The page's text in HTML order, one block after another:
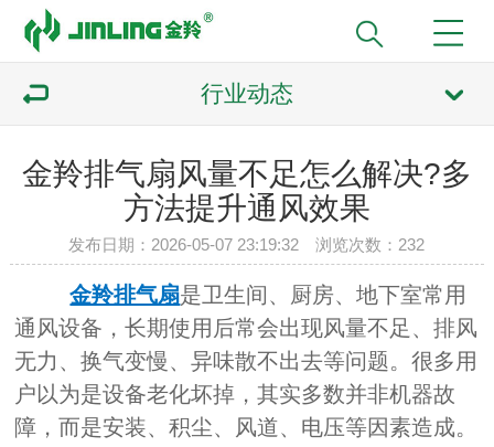
行业动态
金羚排气扇风量不足怎么解决?多
方法提升通风效果
发布日期：2026-05-07 23:19:32 浏览次数：232
金羚排气扇是卫生间、厨房、地下室常用
通风设备，长期使用后常会出现风量不足、排风
无力、换气变慢、异味散不出去等问题。很多用
户以为是设备老化坏掉，其实多数并非机器故
障，而是安装、积尘、风道、电压等因素造成。